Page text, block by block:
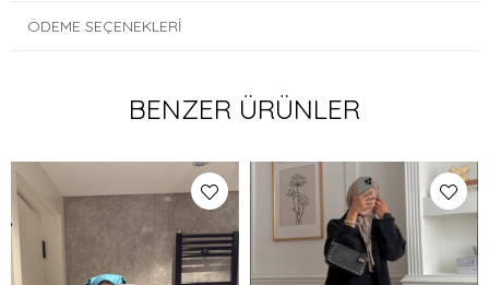
ÖDEME SEÇENEKLERI
BENZER ÜRÜNLER